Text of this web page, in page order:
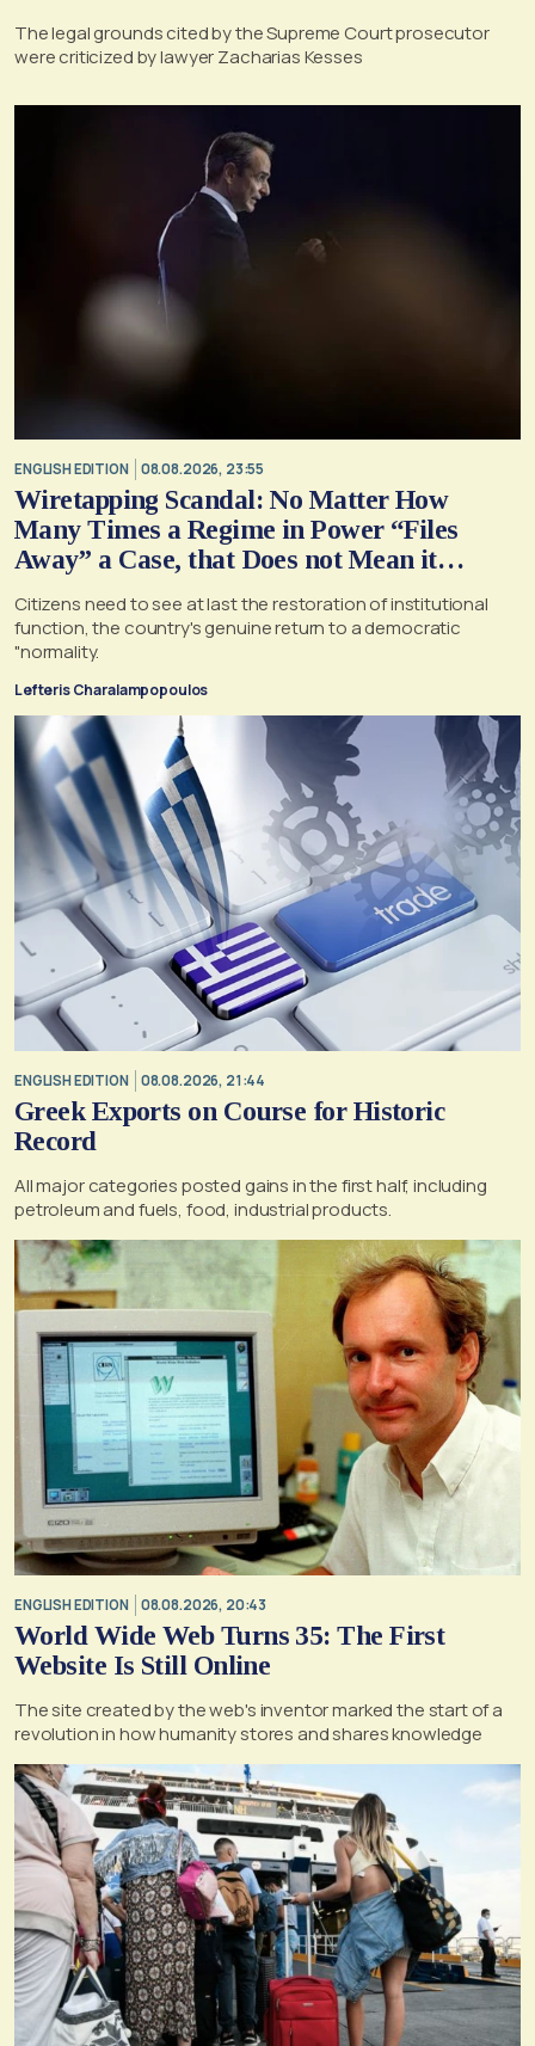
The legal grounds cited by the Supreme Court prosecutor
were criticized by lawyer Zacharias Kesses
ENGLISH EDITION 08.08.2026, 23:55
Wiretapping Scandal: No Matter How
Many Times a Regime in Power “Files
Away” a Case, that Does not Mean it
Citizens need to see at last the restoration of institutional
function, the country's genuine return to a democratic
"normality.
Lefteris Charalampopoulos
ENGLISH EDITION 08.08.2026, 21:44
Greek Exports on Course for Historic
Record
All major categories posted gains in the first half, including
petroleum and fuels, food, industrial products.
ENGLISH EDITION 08.08.2026, 20:43
World Wide Web Turns 35: The First
Website Is Still Online
The site created by the web's inventor marked the start of a
revolution in how humanity stores and shares knowledge